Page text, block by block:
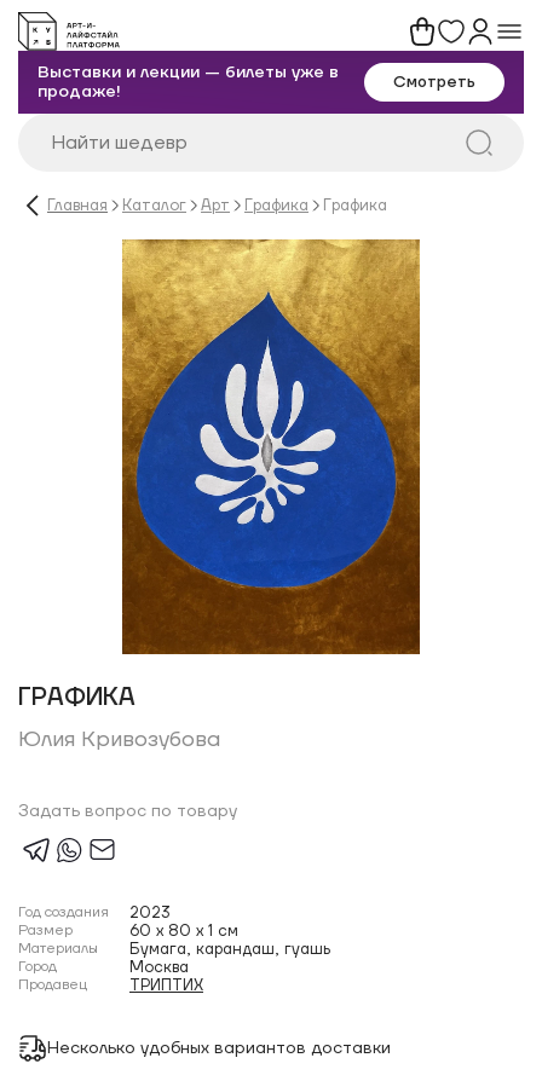
Выставки и лекции — билеты уже в
продаже!
Смотреть
Главная Каталог Арт Графика Графика
ГРАФИКА
Юлия Кривозубова
Задать вопрос по товару
Год создания 2023
Размер 60 x 80 x 1 см
Материалы Бумага, карандаш, гуашь
Город Москва
Продавец ТРИПТИХ
Несколько удобных вариантов доставки